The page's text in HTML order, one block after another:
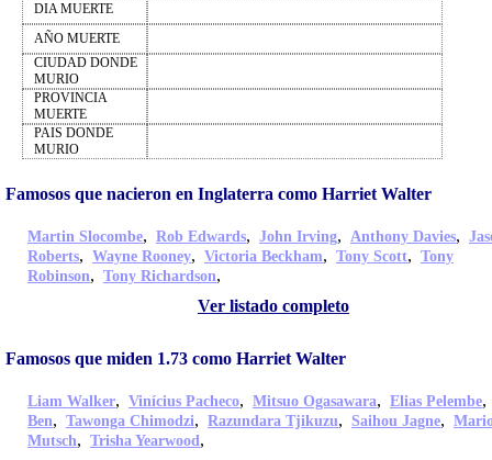
DIA MUERTE
AÑO MUERTE
CIUDAD DONDE
MURIO
PROVINCIA
MUERTE
PAIS DONDE
MURIO
Famosos que nacieron en Inglaterra como Harriet Walter
Martin Slocombe, Rob Edwards, John Irving, Anthony Davies,
Roberts, Wayne Rooney, Victoria Beckham, Tony Scott, Tony
Robinson, Tony Richardson,
Ver listado completo
Famosos que miden 1.73 como Harriet Walter
Liam Walker, Vinícius Pacheco, Mitsuo Ogasawara, Elias Pelembe
Ben, Tawonga Chimodzi, Razundara Tjikuzu, Saihou Jagne,
Mutsch, Trisha Yearwood,